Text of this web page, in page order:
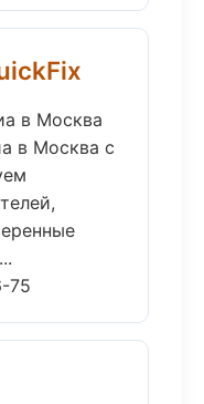
в Москва
в Москва с
75